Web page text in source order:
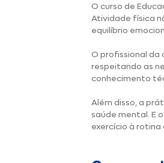
O curso de
Atividade física
equilíbrio
O profissional
respeitando as
conhecimento
Além disso, a
saúde mental. E
exercício à